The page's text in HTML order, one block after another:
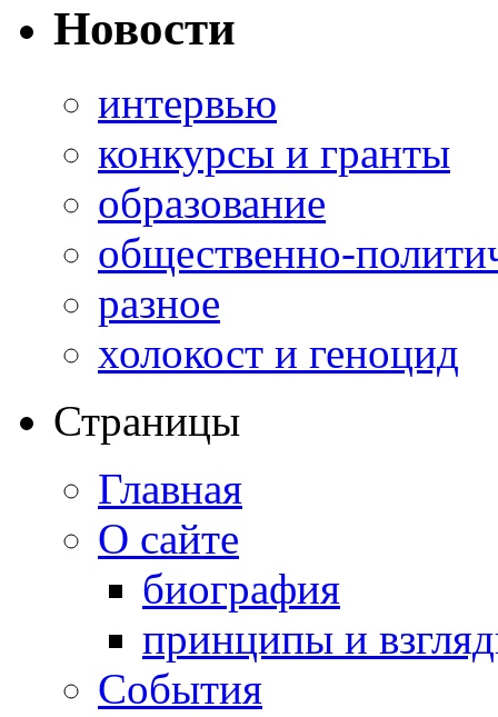
Новости
интервью
конкурсы и гранты
образование
общественно-
разное
холокост и геноцид
Страницы
Главная
О сайте
биография
принципы и
События